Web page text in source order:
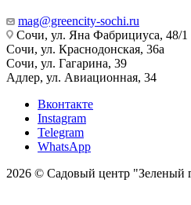
mag@greencity-sochi.ru
Сочи, ул. Яна Фабрициуса, 48/1
Сочи, ул. Краснодонская, 36а
Сочи, ул. Гагарина, 39
Адлер, ул. Авиационная, 34
Вконтакте
Instagram
Telegram
WhatsApp
2026 © Садовый центр "Зеленый